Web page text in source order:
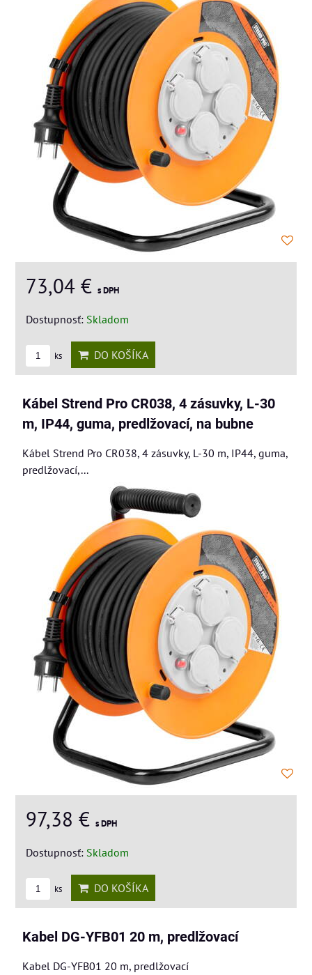
73,04 € s DPH
Dostupnosť: Skladom
ks DO KOŠÍKA
Kábel Strend Pro CR038, 4 zásuvky, L-30
m, IP44, guma, predlžovací, na bubne
Kábel Strend Pro CR038, 4 zásuvky, L-30 m, IP44, guma,
predlžovací,...
97,38 € s DPH
Dostupnosť: Skladom
ks DO KOŠÍKA
Kabel DG-YFB01 20 m, predlžovací
Kabel DG-YFB01 20 m, predlžovací